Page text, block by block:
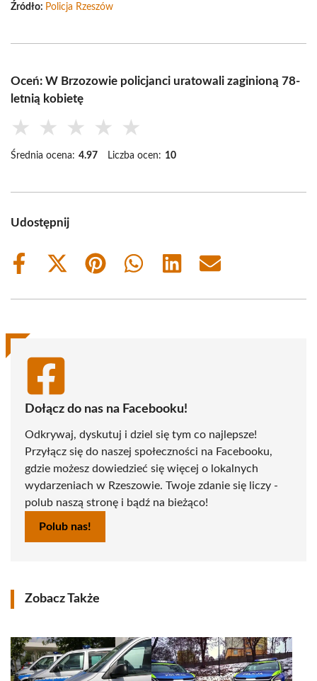
Źródło: Policja Rzeszów
Oceń: W Brzozowie policjanci uratowali zaginioną 78-
letnią kobietę
★ ★ ★ ★ ★
Średnia ocena: 4.97 Liczba ocen: 10
Udostępnij
Share
Share
(Twitter)
Share
Share
Share
Share
Dołącz do nas na Facebooku!
Odkrywaj, dyskutuj i dziel się tym co najlepsze!
Przyłącz się do naszej społeczności na Facebooku,
gdzie możesz dowiedzieć się więcej o lokalnych
wydarzeniach w Rzeszowie. Twoje zdanie się liczy -
polub naszą stronę i bądź na bieżąco!
Polub nas!
Zobacz Także